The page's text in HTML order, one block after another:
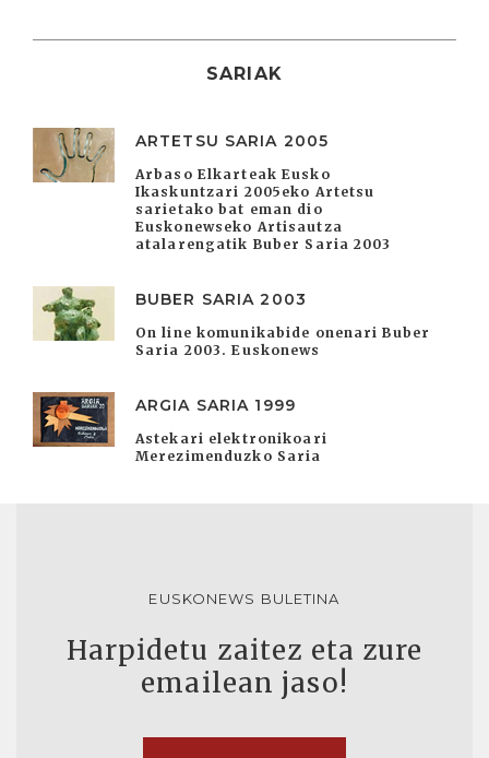
SARIAK
ARTETSU SARIA 2005
Arbaso Elkarteak Eusko
Ikaskuntzari 2005eko Artetsu
sarietako bat eman dio
Euskonewseko Artisautza
atalarengatik Buber Saria 2003
BUBER SARIA 2003
On line komunikabide onenari Buber
Saria 2003. Euskonews
ARGIA SARIA 1999
Astekari elektronikoari
Merezimenduzko Saria
EUSKONEWS BULETINA
Harpidetu zaitez eta zure
emailean jaso!